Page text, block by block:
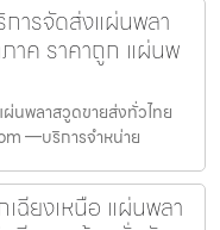
ารจัดส่งแผ่นพลา
าค ราคาถูก แผ่นพ
นพลาสวูดขายส่งทั่วไทย
—บริการจำหน่าย
ฉียงเหนือ แผ่นพลา